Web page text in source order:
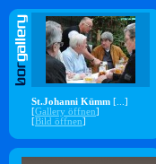
St.Johanni Kümm [...]
[Gallery öffnen]
[Bild öffnen]